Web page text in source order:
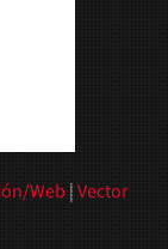
Web |Vector